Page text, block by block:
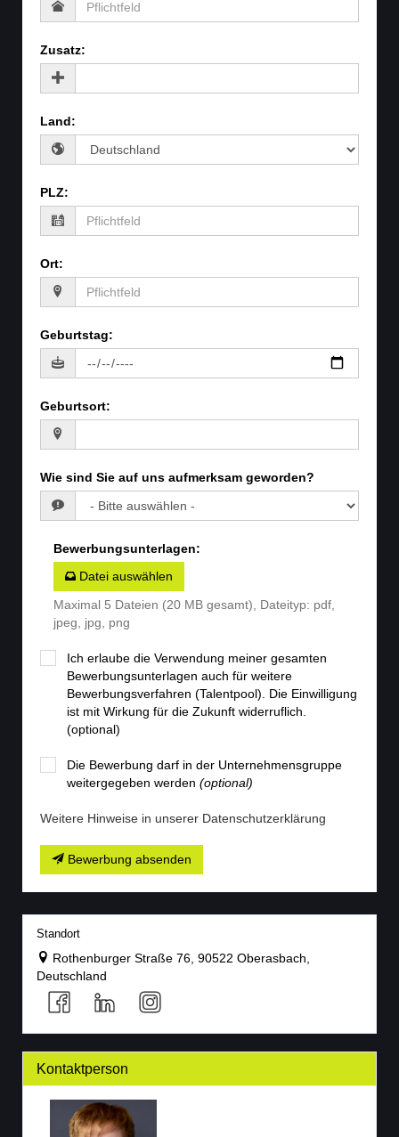
Zusatz:
Land:
PLZ:
Ort:
Geburtstag:
Geburtsort:
Wie sind Sie auf uns aufmerksam geworden?
Bewerbungsunterlagen:
Datei auswählen
Maximal 5 Dateien (20 MB gesamt), Dateityp: pdf,
jpeg, jpg, png
Ich erlaube die Verwendung meiner gesamten
Bewerbungsunterlagen auch für weitere
Bewerbungsverfahren (Talentpool). Die Einwilligung
ist mit Wirkung für die Zukunft widerruflich.
(optional)
Die Bewerbung darf in der Unternehmensgruppe
weitergegeben werden (optional)
Weitere Hinweise in unserer Datenschutzerklärung
Bewerbung absenden
Standort
Rothenburger Straße 76, 90522 Oberasbach,
Deutschland
Kontaktperson